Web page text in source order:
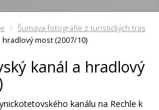
Šumava-fotografie z turistických tras
most (2007/10)
kanál a hradlový
kanálu na Rechle k